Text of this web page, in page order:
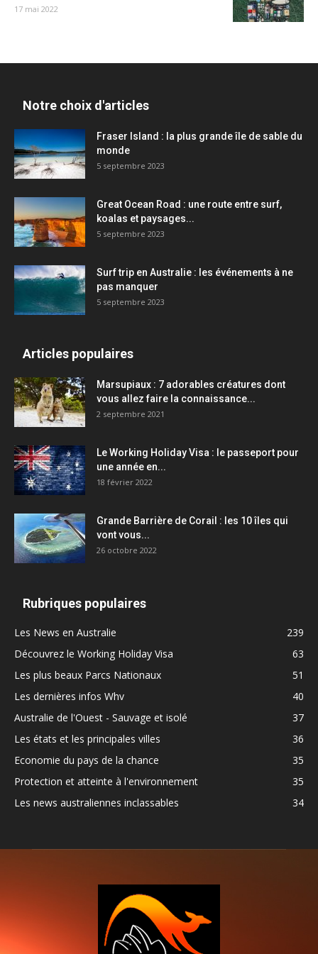
17 mai 2022
Notre choix d'articles
Fraser Island : la plus grande île de sable du
monde
5 septembre 2023
Great Ocean Road : une route entre surf,
koalas et paysages...
5 septembre 2023
Surf trip en Australie : les événements à ne
pas manquer
5 septembre 2023
Articles populaires
Marsupiaux : 7 adorables créatures dont
vous allez faire la connaissance...
2 septembre 2021
Le Working Holiday Visa : le passeport pour
une année en...
18 février 2022
Grande Barrière de Corail : les 10 îles qui
vont vous...
26 octobre 2022
Rubriques populaires
Les News en Australie
239
Découvrez le Working Holiday Visa
63
Les plus beaux Parcs Nationaux
51
Les dernières infos Whv
40
Australie de l'Ouest - Sauvage et isolé
37
Les états et les principales villes
36
Economie du pays de la chance
35
Protection et atteinte à l'environnement
35
Les news australiennes inclassables
34